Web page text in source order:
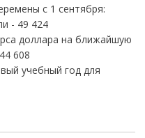
с 1 сентября:
- 49 424
доллара на ближайшую
608
учебный год для